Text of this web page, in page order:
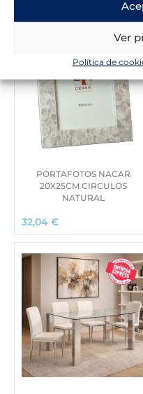
Ver
Política de
PORTAFOTOS NACAR
20X25CM CIRCULOS
NATURAL
32,04 €